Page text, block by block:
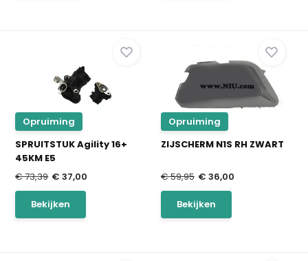
Opruiming
SPRUITSTUK Agility 16+
45KM E5
€ 73,39 € 37,00
Bekijken
Opruiming
ZIJSCHERM N1S RH ZWART
€ 59,95 € 36,00
Bekijken